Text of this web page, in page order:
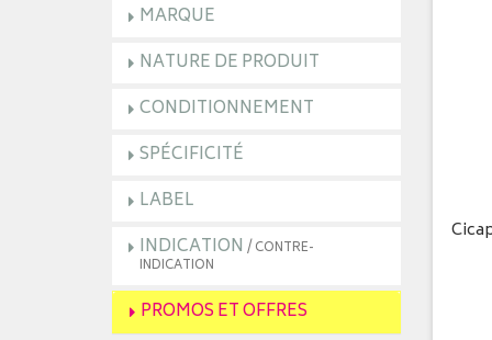
MARQUE
NATURE DE PRODUIT
CONDITIONNEMENT
SPÉCIFICITÉ
LABEL
INDICATION / CONTRE-
INDICATION
PROMOS ET OFFRES